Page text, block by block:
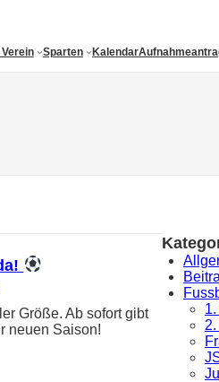
Verein Sparten Kalendar
Größe. Ab sofort gibt
neuen Saison!